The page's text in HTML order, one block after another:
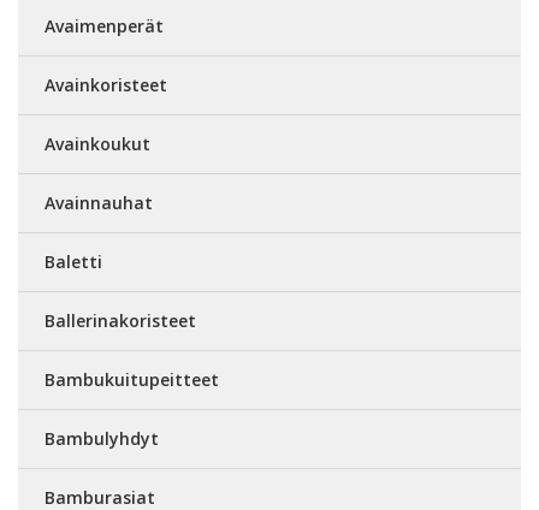
Avaimenperät
Avainkoristeet
Avainkoukut
Avainnauhat
Baletti
Ballerinakoristeet
Bambukuitupeitteet
Bambulyhdyt
Bamburasiat